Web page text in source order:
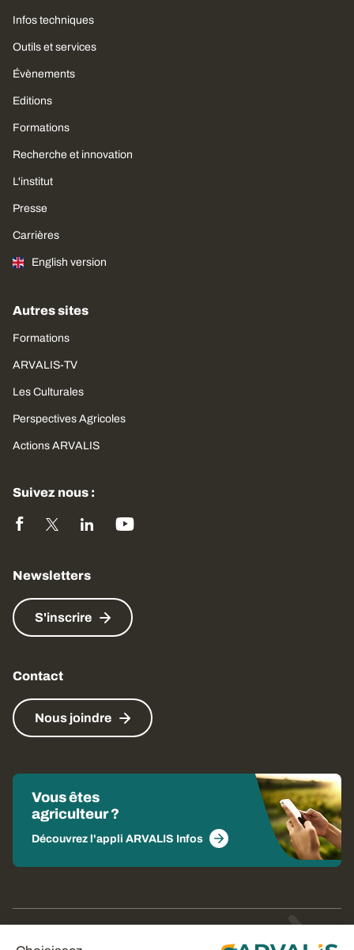
Infos techniques
Outils et services
Évènements
Editions
Formations
Recherche et innovation
L'institut
Presse
Carrières
English version
Autres sites
Formations
ARVALIS-TV
Les Culturales
Perspectives Agricoles
Actions ARVALIS
Suivez nous :
Newsletters
S'inscrire
Contact
Nous joindre
Vous êtes
agriculteur ?
Découvrez l'appli ARVALIS Infos